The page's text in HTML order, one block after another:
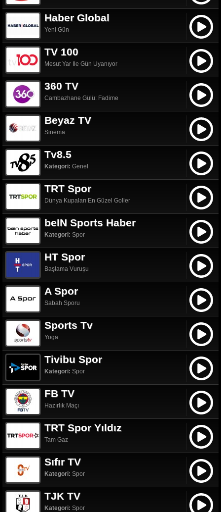
Haber Global
Yeni Gün
TV 100
Mesut Yar Ile Gün Uyanıyor
360 TV
Cambazhane Gülü: Fadime
Beyaz TV
Sinema
Tv8.5
Kategori: Genel
TRT Spor
Dünya Kupaları En Güzel Goller
beIN Sports Haber
Kategori: Spor
HT Spor
Başlama Vuruşu
A Spor
Sabah Sporu
Sports Tv
Yoga
Tivibu Spor
Kategori: Spor
FB TV
Hazırlık Maçı
TRT Spor Yıldız
Tam Gaz
Sıfır TV
Kategori: Spor
TJK TV
Kategori: Spor